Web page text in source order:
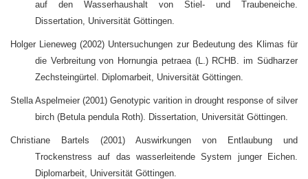
auf den Wasserhaushalt von Stiel- und Traubeneiche.
Dissertation, Universität Göttingen.
Holger Lieneweg (2002) Untersuchungen zur Bedeutung des Klimas für
die Verbreitung von Hornungia petraea (L.) RCHB. im Südharzer
Zechsteingürtel. Diplomarbeit, Universität Göttingen.
Stella Aspelmeier (2001) Genotypic varition in drought response of silver
birch (Betula pendula Roth). Dissertation, Universität Göttingen.
Christiane Bartels (2001) Auswirkungen von Entlaubung und
Trockenstress auf das wasserleitende System junger Eichen.
Diplomarbeit, Universität Göttingen.